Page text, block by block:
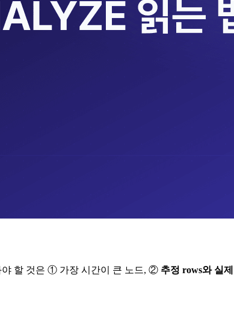
야 할 것은 ① 가장 시간이 큰 노드, ② 추정 rows와 실